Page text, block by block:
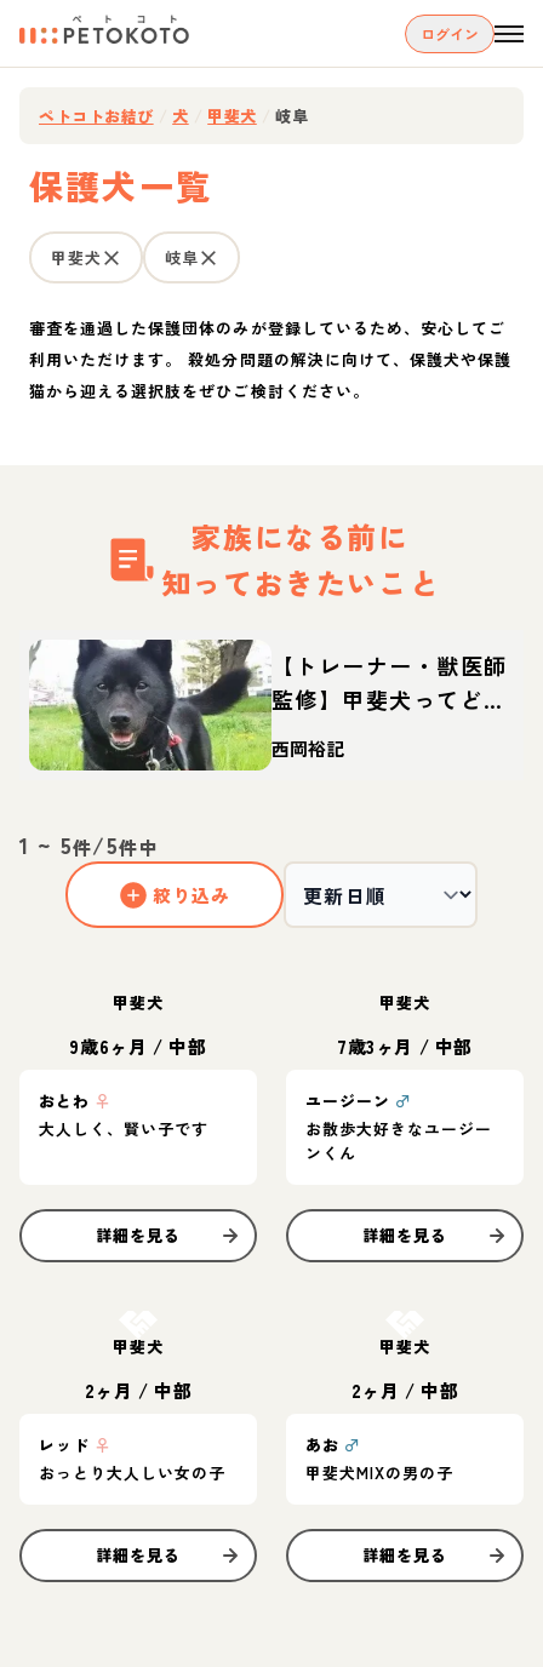
ログイン
ペトコトお結び 犬 甲斐犬 岐阜
保護犬一覧
甲斐犬 岐阜
審査を通過した保護団体のみが登録しているため、安心してご
利用いただけます。 殺処分問題の解決に向けて、保護犬や保護
猫から迎える選択肢をぜひご検討ください。
家族になる前に
知っておきたいこと
【トレーナー・獣医師
監修】甲斐犬ってどん
な犬？性格・特徴・育
て方・迎え方
西岡裕記
1 ~ 5件/5件中
絞り込み
甲斐犬
9歳6ヶ月 / 中部
おとわ ♀
大人しく、賢い子です
詳細を見る
甲斐犬
7歳3ヶ月 / 中部
ユージーン ♂
お散歩大好きなユージー
ンくん
詳細を見る
甲斐犬
2ヶ月 / 中部
レッド ♀
おっとり大人しい女の子
詳細を見る
甲斐犬
2ヶ月 / 中部
あお ♂
甲斐犬MIXの男の子
詳細を見る